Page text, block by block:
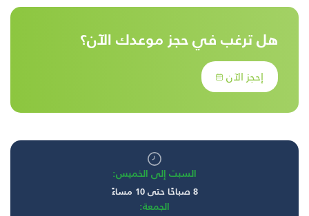
هل ترغب في حجز موعدك الآن؟
إحجز الآن
السبت إلى الخميس:
8 صباحًا حتى 10 مساءً
الجمعة: